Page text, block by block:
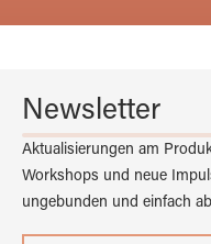
Newsletter
Aktualisierungen am
Workshops und neue
ungebunden und einfach